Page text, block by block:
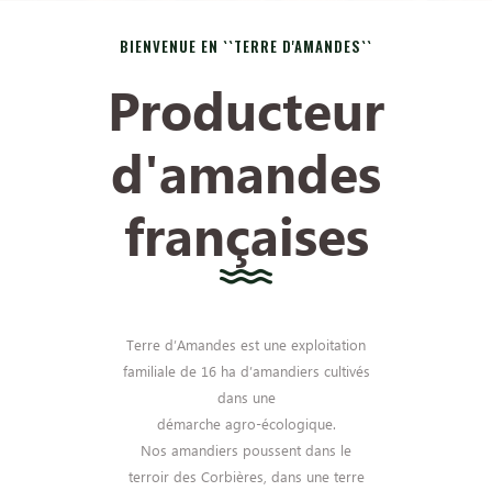
BIENVENUE EN ``TERRE D'AMANDES``
Producteur
d'amandes
françaises
Terre d’Amandes est une exploitation
familiale de 16 ha d’amandiers cultivés
dans une
démarche agro-écologique.
Nos amandiers poussent dans le
terroir des Corbières, dans une terre